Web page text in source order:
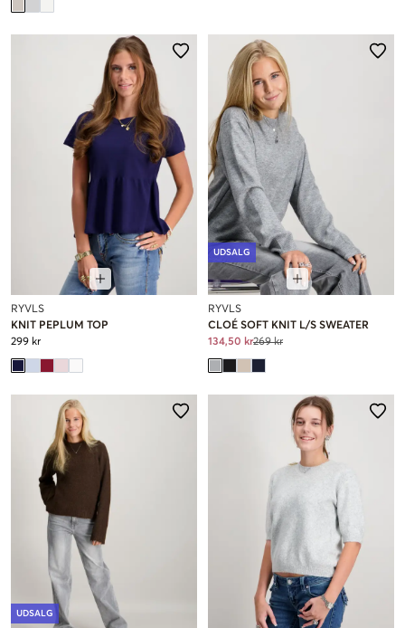
RYVLS
KNIT PEPLUM TOP
299 kr
UDSALG
RYVLS
CLOÉ SOFT KNIT L/S SWEATER
134,50 kr269 kr
UDSALG